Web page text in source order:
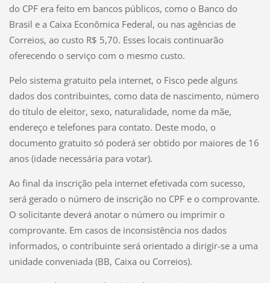
do CPF era feito em bancos públicos, como o Banco do
Brasil e a Caixa Econômica Federal, ou nas agências de
Correios, ao custo R$ 5,70. Esses locais continuarão
oferecendo o serviço com o mesmo custo.
Pelo sistema gratuito pela internet, o Fisco pede alguns
dados dos contribuintes, como data de nascimento, número
do título de eleitor, sexo, naturalidade, nome da mãe,
endereço e telefones para contato. Deste modo, o
documento gratuito só poderá ser obtido por maiores de 16
anos (idade necessária para votar).
Ao final da inscrição pela internet efetivada com sucesso,
será gerado o número de inscrição no CPF e o comprovante.
O solicitante deverá anotar o número ou imprimir o
comprovante. Em casos de inconsistência nos dados
informados, o contribuinte será orientado a dirigir-se a uma
unidade conveniada (BB, Caixa ou Correios).